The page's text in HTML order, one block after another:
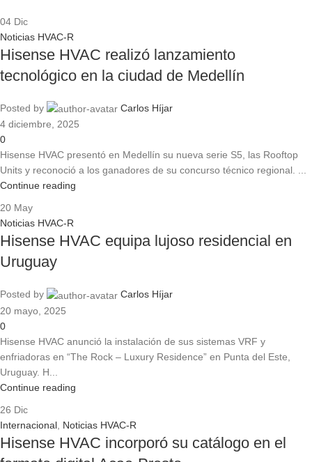
04 Dic
Noticias HVAC-R
Hisense HVAC realizó lanzamiento
tecnológico en la ciudad de Medellín
Posted by
Carlos Híjar
4 diciembre, 2025
0
Hisense HVAC presentó en Medellín su nueva serie S5, las Rooftop
Units y reconoció a los ganadores de su concurso técnico regional. ...
Continue reading
20 May
Noticias HVAC-R
Hisense HVAC equipa lujoso residencial en
Uruguay
Posted by
Carlos Híjar
20 mayo, 2025
0
Hisense HVAC anunció la instalación de sus sistemas VRF y
enfriadoras en “The Rock – Luxury Residence” en Punta del Este,
Uruguay. H...
Continue reading
26 Dic
Internacional Noticias HVAC-R
Hisense HVAC incorporó su catálogo en el